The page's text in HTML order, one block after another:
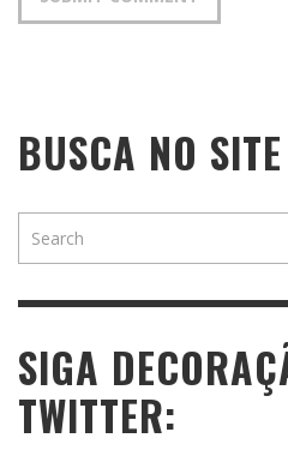
BUSCA NO SITE
SIGA
TWITTER: